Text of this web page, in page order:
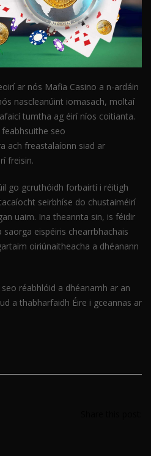
ar nós Mafia Casino a n-ardáin
nascleanúint iomasach, moltaí
tumtha ag éirí níos coitianta.
seo
ach freastalaíonn siad ar
freisin.
go gcruthóidh forbairtí i réitigh
seirbhíse do chustaiméirí
uaim. Ina theannta sin, is féidir
eispéiris chearrbhachais
oiriúnaitheacha a dhéanann
réabhlóid a dhéanamh ar an
a thabharfaidh Éire i gceannas ar